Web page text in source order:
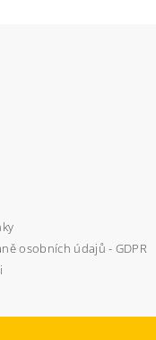
osobních údajů - GDPR